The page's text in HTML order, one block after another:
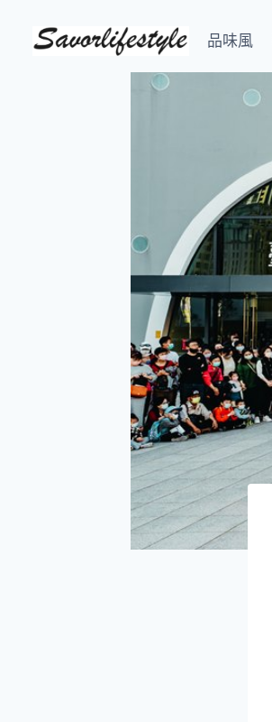
品味風